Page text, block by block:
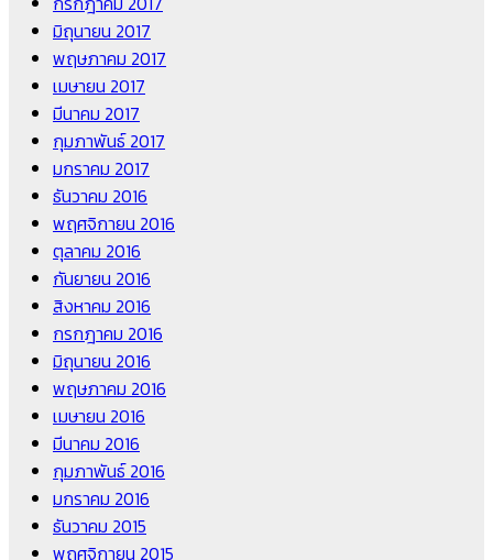
มิถุนายน 2017
พฤษภาคม 2017
เมษายน 2017
มีนาคม 2017
กุมภาพันธ์ 2017
มกราคม 2017
ธันวาคม 2016
พฤศจิกายน 2016
ตุลาคม 2016
กันยายน 2016
สิงหาคม 2016
กรกฎาคม 2016
มิถุนายน 2016
พฤษภาคม 2016
เมษายน 2016
มีนาคม 2016
กุมภาพันธ์ 2016
มกราคม 2016
ธันวาคม 2015
พฤศจิกายน 2015